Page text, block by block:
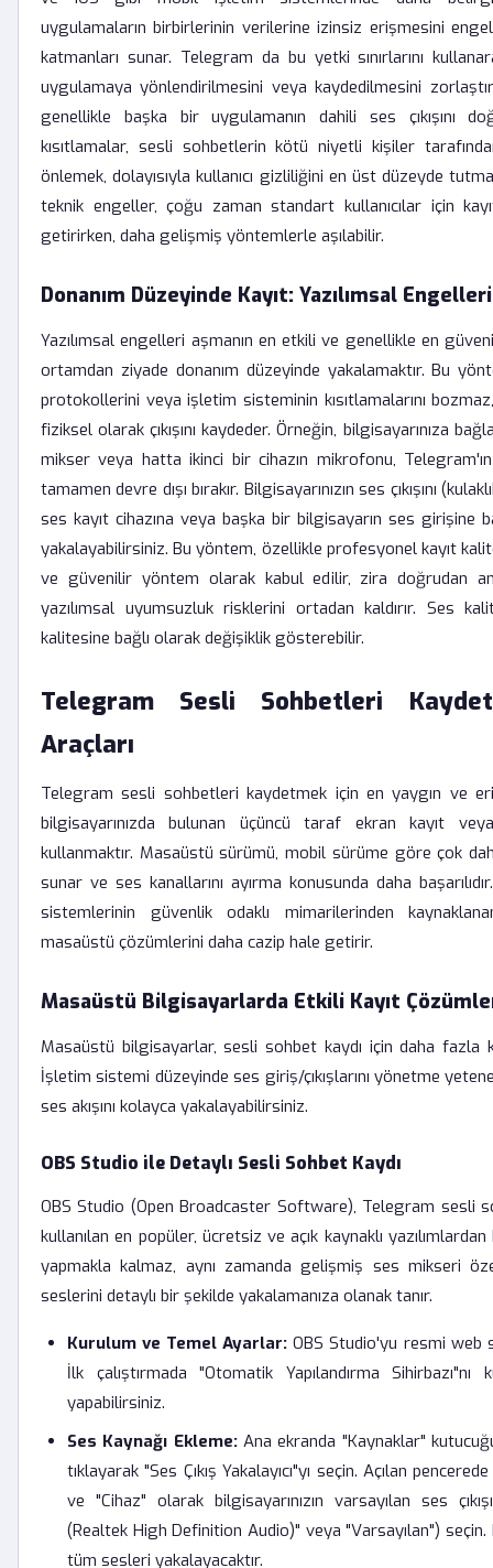
uygulamaların birbirlerinin verilerine izinsiz erişmesini
katmanları sunar. Telegram da bu yetki sınırlarını
uygulamaya yönlendirilmesini veya kaydedilmesini
genellikle başka bir uygulamanın dahili ses çıkışını
kısıtlamalar, sesli sohbetlerin kötü niyetli kişiler tarafından
önlemek, dolayısıyla kullanıcı gizliliğini en üst düzeyde
teknik engeller, çoğu zaman standart kullanıcılar için
getirirken, daha gelişmiş yöntemlerle aşılabilir.
Donanım Düzeyinde Kayıt: Yazılımsal
Yazılımsal engelleri aşmanın en etkili ve genellikle en
ortamdan ziyade donanım düzeyinde yakalamaktır. Bu
protokollerini veya işletim sisteminin kısıtlamalarını
fiziksel olarak çıkışını kaydeder. Örneğin, bilgisayarınıza
mikser veya hatta ikinci bir cihazın mikrofonu, Telegram'ın
tamamen devre dışı bırakır. Bilgisayarınızın ses çıkışını
ses kayıt cihazına veya başka bir bilgisayarın ses girişine
yakalayabilirsiniz. Bu yöntem, özellikle profesyonel kayıt
ve güvenilir yöntem olarak kabul edilir, zira doğrudan
yazılımsal uyumsuzluk risklerini ortadan kaldırır. Ses
kalitesine bağlı olarak değişiklik gösterebilir.
Telegram Sesli Sohbetleri
Araçları
Telegram sesli sohbetleri kaydetmek için en yaygın ve
bilgisayarınızda bulunan üçüncü taraf ekran kayıt veya
kullanmaktır. Masaüstü sürümü, mobil sürüme göre çok
sunar ve ses kanallarını ayırma konusunda daha
sistemlerinin güvenlik odaklı mimarilerinden
masaüstü çözümlerini daha cazip hale getirir.
Masaüstü Bilgisayarlarda Etkili Kayıt
Masaüstü bilgisayarlar, sesli sohbet kaydı için daha fazla
İşletim sistemi düzeyinde ses giriş/çıkışlarını yönetme
ses akışını kolayca yakalayabilirsiniz.
OBS Studio ile Detaylı Sesli Sohbet Kaydı
OBS Studio (Open Broadcaster Software), Telegram sesli
kullanılan en popüler, ücretsiz ve açık kaynaklı
yapmakla kalmaz, aynı zamanda gelişmiş ses mikseri
seslerini detaylı bir şekilde yakalamanıza olanak tanır.
Kurulum ve Temel Ayarlar: OBS Studio'yu resmi web
İlk çalıştırmada "Otomatik Yapılandırma
yapabilirsiniz.
Ses Kaynağı Ekleme:Ana ekranda "Kaynaklar"
tıklayarak "Ses Çıkış Yakalayıcı"yı seçin. Açılan
ve "Cihaz" olarak bilgisayarınızın varsayılan ses
(Realtek High Definition Audio)" veya "Varsayılan") seçin.
tüm sesleri yakalayacaktır.